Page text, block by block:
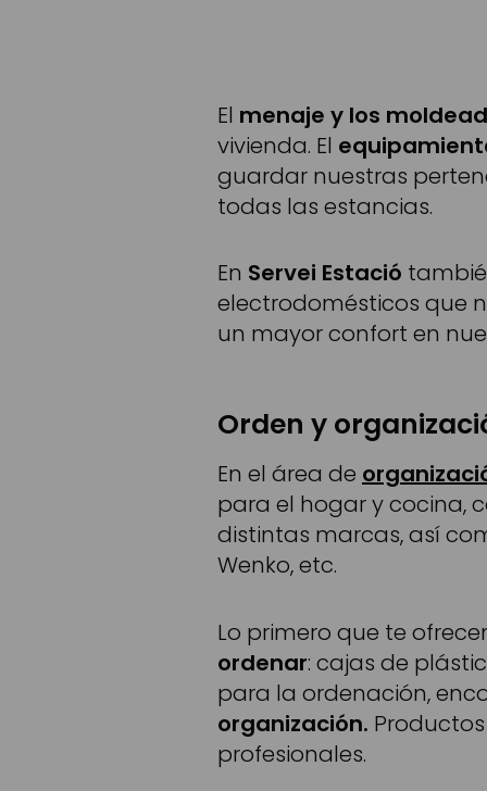
El menaje y los
vivienda. El
guardar nuestras
todas las estancias.
En Servei Estació
electrodomésticos que
un mayor confort en
Orden y
En el área de
para el hogar y cocina,
distintas marcas, así
Wenko, etc.
Lo primero que te
ordenar: cajas de
para la ordenación,
organización.
profesionales.